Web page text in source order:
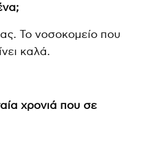
Το νοσοκομείο που
καλά.
χρονιά που σε